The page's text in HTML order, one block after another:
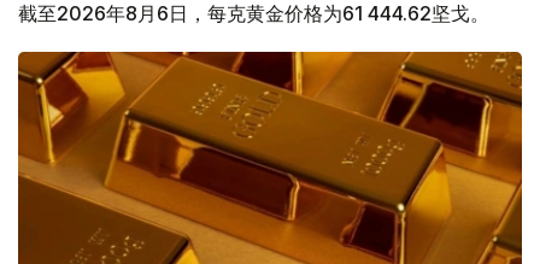
截至2026年8月6日，每克黄金价格为61 444.62坚戈。